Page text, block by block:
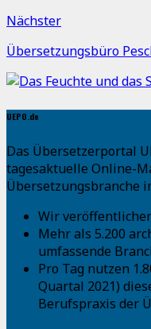
Nächster
Übersetzungsbüro
UEPO.de
Das Übersetzerportal
tagesaktuelle Online-
Übersetzungsbranche
Wir
Mehr als 5.200
umfassende
Pro Tag nutzen
Quartal 2021)
Berufspraxis der